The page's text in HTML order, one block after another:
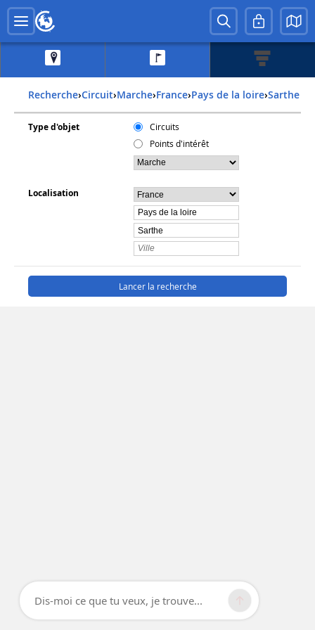
Recherche› Circuit› Marche› france› pays de la loire› sarthe
Type d'objet
Circuits
Points d'intérêt
Localisation
Dis-moi ce que tu veux, je trouve...